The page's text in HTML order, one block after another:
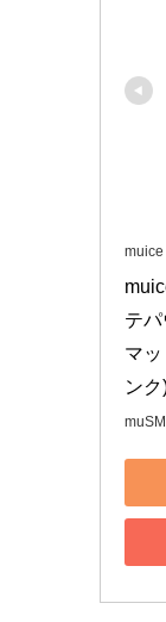
muice
テ
マ
ンク